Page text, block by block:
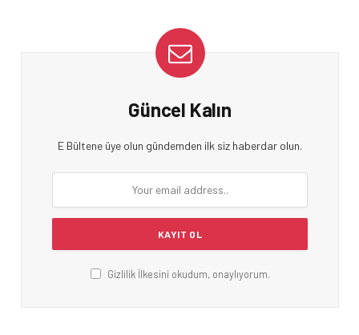
Güncel Kalın
E Bültene üye olun gündemden ilk siz haberdar olun.
Gizlilik İlkesini okudum, onaylıyorum.